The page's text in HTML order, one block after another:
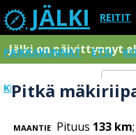
JÄLKI REITIT
PAIKKAKUNNAT ETSI
KIRJAUDU SISÄÄN
Jälki on päivittynnyt
Pitkä
MAANTIE Pituus 133 km